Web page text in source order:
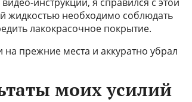
жидкостью необходимо соблюдать
лакокрасочное покрытие.
на прежние места и аккуратно убрал
моих усилий